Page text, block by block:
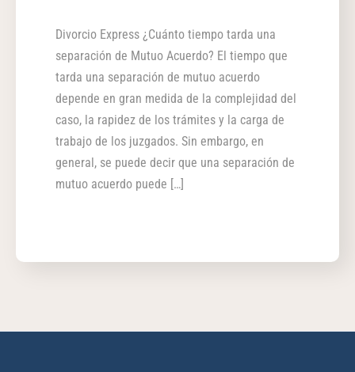
Divorcio Express ¿Cuánto tiempo tarda una
separación de Mutuo Acuerdo? El tiempo que
tarda una separación de mutuo acuerdo
depende en gran medida de la complejidad del
caso, la rapidez de los trámites y la carga de
trabajo de los juzgados. Sin embargo, en
general, se puede decir que una separación de
mutuo acuerdo puede […]